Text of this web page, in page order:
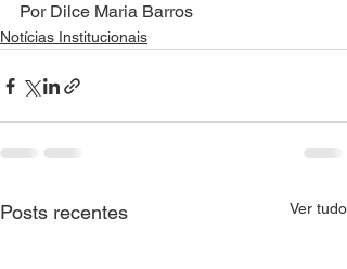
Por Dilce Maria Barros
Notícias Institucionais
Posts recentes Ver tudo